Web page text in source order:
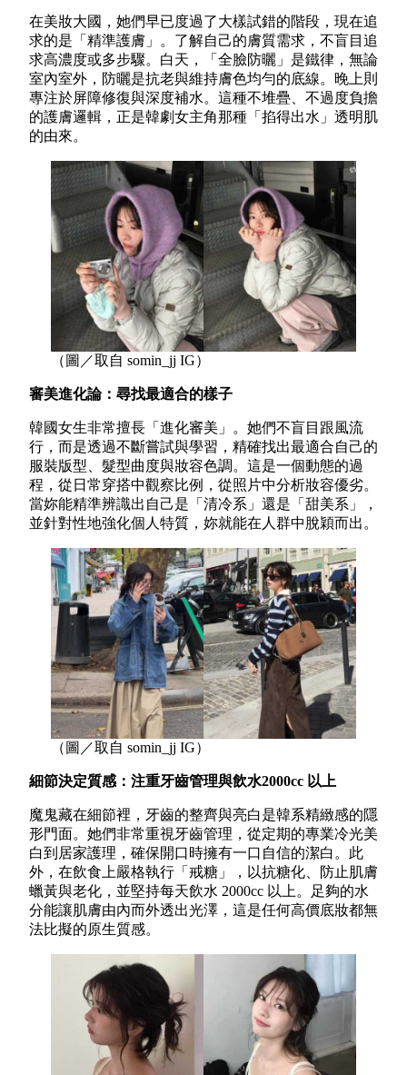
在美妝大國，她們早已度過了大樣試錯的階段，現在追
求的是「精準護膚」。了解自己的膚質需求，不盲目追
求高濃度或多步驟。白天，「全臉防曬」是鐵律，無論
室內室外，防曬是抗老與維持膚色均勻的底線。晚上則
專注於屏障修復與深度補水。這種不堆疊、不過度負擔
的護膚邏輯，正是韓劇女主角那種「掐得出水」透明肌
的由來。
（圖／取自 somin_jj IG）
審美進化論：尋找最適合的樣子
韓國女生非常擅長「進化審美」。她們不盲目跟風流
行，而是透過不斷嘗試與學習，精確找出最適合自己的
服裝版型、髮型曲度與妝容色調。這是一個動態的過
程，從日常穿搭中觀察比例，從照片中分析妝容優劣。
當妳能精準辨識出自己是「清冷系」還是「甜美系」，
並針對性地強化個人特質，妳就能在人群中脫穎而出。
（圖／取自 somin_jj IG）
細節決定質感：注重牙齒管理與飲水2000cc 以上
魔鬼藏在細節裡，牙齒的整齊與亮白是韓系精緻感的隱
形門面。她們非常重視牙齒管理，從定期的專業冷光美
白到居家護理，確保開口時擁有一口自信的潔白。此
外，在飲食上嚴格執行「戒糖」，以抗糖化、防止肌膚
蠟黃與老化，並堅持每天飲水 2000cc 以上。足夠的水
分能讓肌膚由內而外透出光澤，這是任何高價底妝都無
法比擬的原生質感。